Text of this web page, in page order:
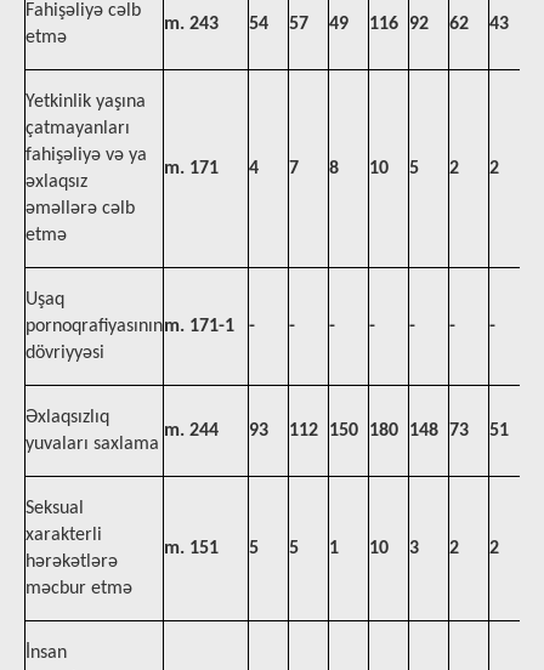
Fahişəliyə cəlb
etmə
m. 243 54 57 49 116 92 62 43
Yetkinlik yaşına
çatmayanları
fahişəliyə və ya
əxlaqsız
əməllərə cəlb
etmə
m. 171 4 7 8 10 5 2 2
Uşaq
pornoqrafiyasının
dövriyyəsi
m. 171-1 - - - - - - -
Əxlaqsızlıq
yuvaları saxlama
m. 244 93 112 150 180 148 73 51
Seksual
xarakterli
hərəkətlərə
məcbur etmə
m. 151 5 5 1 10 3 2 2
İnsan